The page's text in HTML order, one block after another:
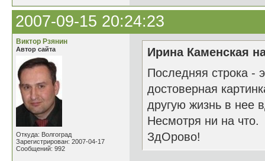
2007-09-15 20:24:23
Виктор Рзянин
Автор сайта
Откуда: Волгоград
Зарегистрирован: 2007-04-17
Сообщений: 992
Ирина Каменская
Последняя строка -
достоверная
другую жизнь в нее
Несмотря ни на что.
ЗдОрово!